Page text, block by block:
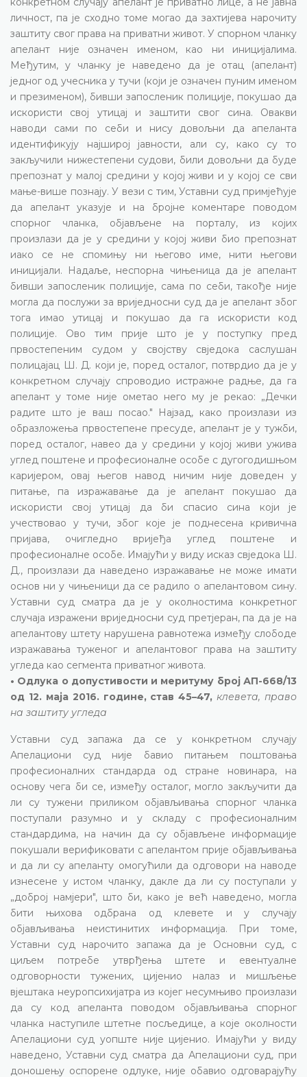
личност, па је сходно томе могао да захтијева нарочиту
заштиту свог права на приватни живот. У спорном чланку
апелант није означен именом, као ни иницијалима.
Међутим, у чланку је наведено да је отац (апелант)
једног од учесника у тучи (који је означен пуним именом
и презименом), бивши запосленик полиције, покушао да
искористи свој утицај и заштити свог сина. Овакви
наводи сами по себи и нису довољни да апеланта
идентификују најширој јавности, али су, како су то
закључили нижестепени судови, били довољни да буде
препознат у малој средини у којој живи и у којој се сви
мање-више познају. У вези с тим, Уставни суд примјећује
да апелант указује и на бројне коментаре поводом
спорног чланка, објављене на порталу, из којих
произлази да је у средини у којој живи био препознат
иако се не спомињу ни његово име, нити његови
иницијали. Надаље, неспорна чињеница да је апелант
бивши запосленик полиције, сама по себи, такође није
могла да послужи за вриједносни суд да је апелант због
тога имао утицај и покушао да га искористи код
полиције. Ово тим прије што је у поступку пред
првостепеним судом у својству свједока саслушан
полицајац Ш. Д. који је, поред осталог, потврдио да је у
конкретном случају спроводио истражне радње, да га
апелант у томе није ометао него му је рекао: „Дечки
радите што је ваш посао." Најзад, како произлази из
образложења првостепене пресуде, апелант је у тужби,
поред осталог, навео да у средини у којој живи ужива
углед поштене и професионалне особе с дугогодишњом
каријером, овај његов навод ничим није доведен у
питање, па изражавање да је апелант покушао да
искористи свој утицај да би спасио сина који је
учествовао у тучи, због које је поднесена кривична
пријава, очигледно вријеђа углед поштене и
професионалне особе. Имајући у виду исказ свједока Ш.
Д., произлази да наведено изражавање не може имати
основ ни у чињеници да се радило о апелантовом сину.
Уставни суд сматра да је у околностима конкретног
случаја изражени вриједносни суд претјеран, па да је на
апелантову штету нарушена равнотежа између слободе
изражавања туженог и апелантовог права на заштиту
угледа као сегмента приватног живота.
• Одлука о допустивости и меритуму број АП-668/13
од 12. маја 2016. године, став 45–47,клевета, право
на заштиту угледа
Уставни суд запажа да се у конкретном случају
Апелациони суд није бавио питањем поштовања
професионалних стандарда од стране новинара, на
основу чега би се, између осталог, могло закључити да
ли су тужени приликом објављивања спорног чланка
поступали разумно и у складу с професионалним
стандардима, на начин да су објављене информације
покушали верификовати с апелантом прије објављивања
и да ли су апеланту омогућили да одговори на наводе
изнесене у истом чланку, дакле да ли су поступали у
„доброј намјери", што би, како је већ наведено, могла
бити њихова одбрана од клевете и у случају
објављивања неистинитих информација. При томе,
Уставни суд нарочито запажа да је Основни суд, с
циљем потребе утврђења штете и евентуалне
одговорности тужених, цијенио налаз и мишљење
вјештака неуропсихијатра из којег несумњиво произлази
да су код апеланта поводом објављивања спорног
чланка наступиле штетне посљедице, а које околности
Апелациони суд уопште није цијенио. Имајући у виду
наведено, Уставни суд сматра да Апелациони суд, при
доношењу оспорене одлуке, није обавио одговарајућу